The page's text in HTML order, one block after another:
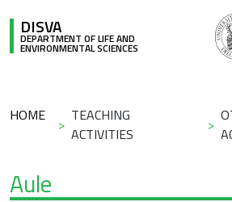
DISVA
DEPARTMENT OF LIFE AND
ENVIRONMENTAL SCIENCES
Breadcrumb
HOME
TEACHING
ACTIVITIES
Aule